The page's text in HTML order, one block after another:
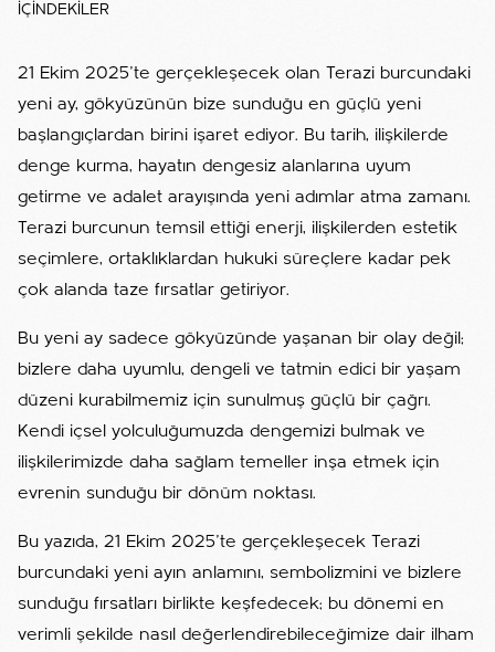
İÇİNDEKİLER
21 Ekim 2025’te gerçekleşecek olan Terazi burcundaki
yeni ay, gökyüzünün bize sunduğu en güçlü yeni
başlangıçlardan birini işaret ediyor. Bu tarih, ilişkilerde
denge kurma, hayatın dengesiz alanlarına uyum
getirme ve adalet arayışında yeni adımlar atma zamanı.
Terazi burcunun temsil ettiği enerji, ilişkilerden estetik
seçimlere, ortaklıklardan hukuki süreçlere kadar pek
çok alanda taze fırsatlar getiriyor.
Bu yeni ay sadece gökyüzünde yaşanan bir olay değil;
bizlere daha uyumlu, dengeli ve tatmin edici bir yaşam
düzeni kurabilmemiz için sunulmuş güçlü bir çağrı.
Kendi içsel yolculuğumuzda dengemizi bulmak ve
ilişkilerimizde daha sağlam temeller inşa etmek için
evrenin sunduğu bir dönüm noktası.
Bu yazıda, 21 Ekim 2025’te gerçekleşecek Terazi
burcundaki yeni ayın anlamını, sembolizmini ve bizlere
sunduğu fırsatları birlikte keşfedecek; bu dönemi en
verimli şekilde nasıl değerlendirebileceğimize dair ilham